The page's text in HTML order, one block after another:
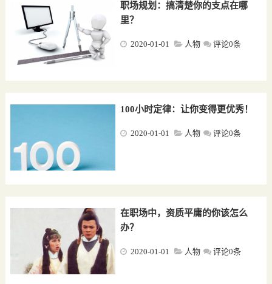
职场规划：搞清楚你的支点在哪
里？
人物
2020-01-01 评论0条
100小时定律：让你变得更优秀！
人物
2020-01-01 评论0条
在职场中，资质平庸的你该怎么
办？
人物
2020-01-01 评论0条